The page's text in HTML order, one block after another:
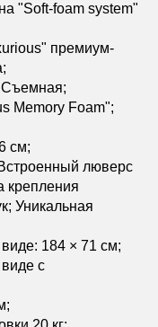
"Soft-foam system"
премиум-
Съемная;
Memory Foam";
см;
люверс
крепления
Уникальная
184 × 71 см;
с